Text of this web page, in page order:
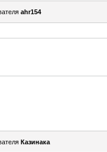
ahr154
Казинака